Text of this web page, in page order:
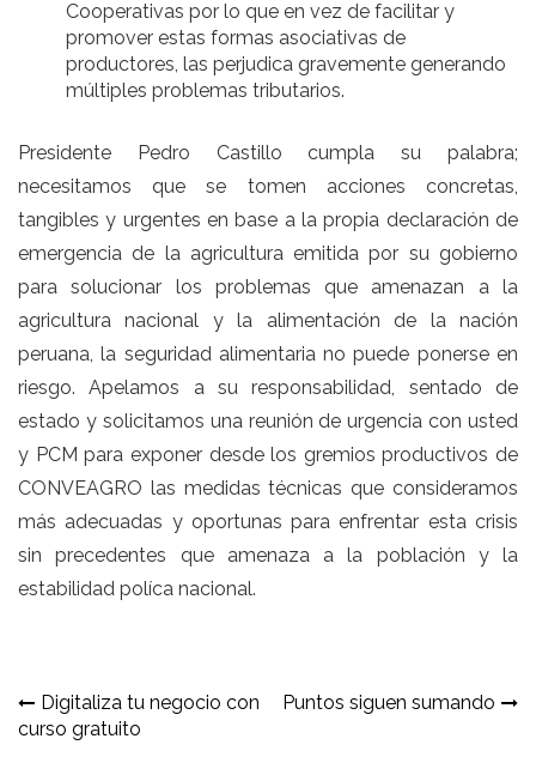
Cooperativas por lo que en vez de facilitar y
promover estas formas asociativas de
productores, las perjudica gravemente generando
múltiples problemas tributarios.
Presidente Pedro Castillo cumpla su palabra;
necesitamos que se tomen acciones concretas,
tangibles y urgentes en base a la propia declaración de
emergencia de la agricultura emitida por su gobierno
para solucionar los problemas que amenazan a la
agricultura nacional y la alimentación de la nación
peruana, la seguridad alimentaria no puede ponerse en
riesgo. Apelamos a su responsabilidad, sentado de
estado y solicitamos una reunión de urgencia con usted
y PCM para exponer desde los gremios productivos de
CONVEAGRO las medidas técnicas que consideramos
más adecuadas y oportunas para enfrentar esta crisis
sin precedentes que amenaza a la población y la
estabilidad políca nacional.
Navegación
de
Digitaliza tu negocio con
curso gratuito
Puntos siguen sumando